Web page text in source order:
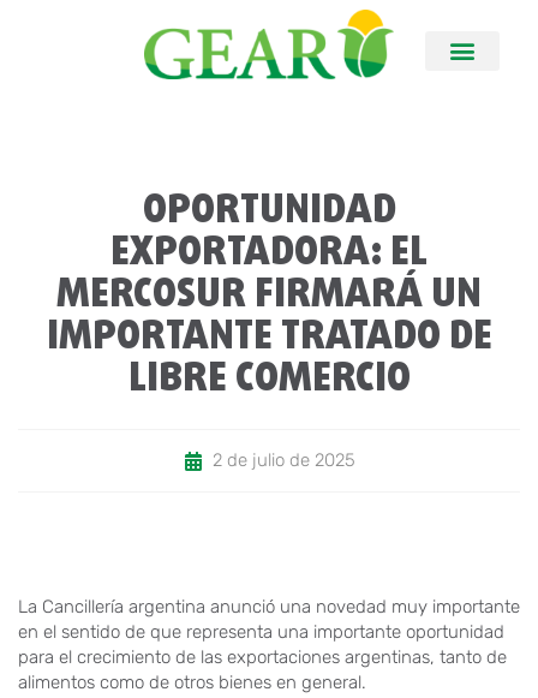
OPORTUNIDAD
EXPORTADORA: EL
MERCOSUR FIRMARÁ UN
IMPORTANTE TRATADO DE
LIBRE COMERCIO
2 de julio de 2025
La Cancillería argentina anunció una novedad muy importante
en el sentido de que representa una importante oportunidad
para el crecimiento de las exportaciones argentinas, tanto de
alimentos como de otros bienes en general.